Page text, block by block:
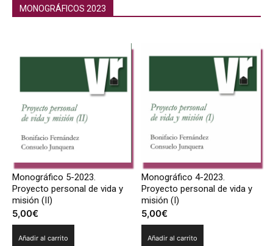
MONOGRÁFICOS 2023
Monográfico 5-2023.
Proyecto personal de vida y
misión (II)
5,00€
Añadir al carrito
Monográfico 4-2023.
Proyecto personal de vida y
misión (I)
5,00€
Añadir al carrito